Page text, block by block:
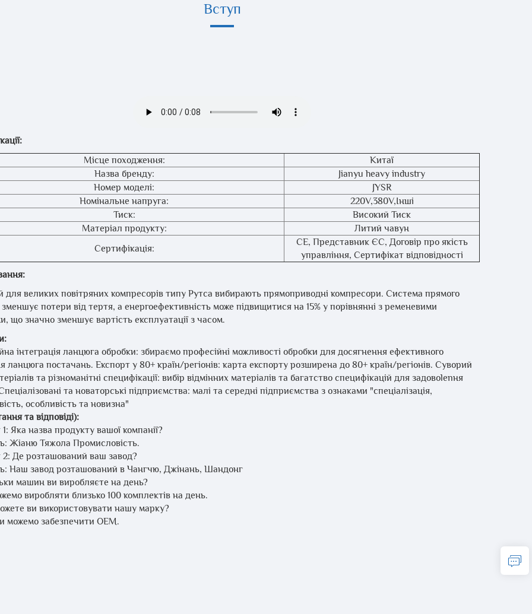
Вступ
Місце походження:
Китаї
Назва бренду:
Jianyu heavy industry
Номер моделі:
JYSR
Номінальне напруга:
220V,380V,Інші
Тиск:
Високий Тиск
Матеріал продукту:
Литий чавун
Сертифікація:
CE, Представник ЄС, Договір про якість
управління, Сертифікат відповідності
для великих повітряних компресорів типу Рутса вибирають прямоприводні компресори. Система прямого
потери від тертя, а енергоефективність може підвищитися на 15% у порівнянні з ременевими
що значно зменшує вартість експлуатації з часом.
інтеграція ланцюга обробки: збираємо професійні можливості обробки для досягнення ефективного
ланцюга постачань. Експорт у 80+ країн/регіонів: карта експорту розширена до 80+ країн/регіонів. Суворий
та різноманітні специфікації: вибір відмінних матеріалів та багатство специфікацій для задовolenня
та новаторські підприємства: малі та середні підприємства з ознаками "спеціалізація,
особливість та новизна"
та відповіді):
Яка назва продукту вашої компанії?
Жіаню Тяжола Промисловість.
Де розташований ваш завод?
Наш завод розташований в Чангчю, Джінань, Шандонг
машин ви виробляєте на день?
виробляти близько 100 комплектів на день.
ви використовувати нашу марку?
можемо забезпечити OEM.